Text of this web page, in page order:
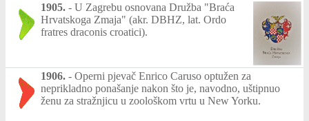
1905. - U Zagrebu osnovana Družba "Braća
Hrvatskoga Zmaja" (akr. DBHZ, lat. Ordo
fratres draconis croatici).
1906. - Operni pjevač Enrico Caruso optužen za
neprikladno ponašanje nakon što je, navodno, uštipnuo
ženu za stražnjicu u zoološkom vrtu u New Yorku.